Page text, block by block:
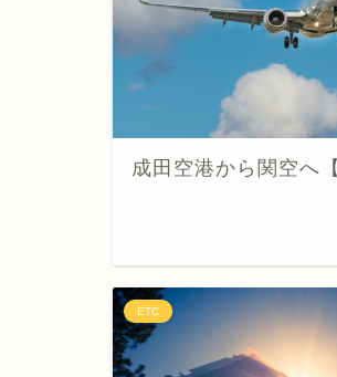
成田空港から関空へ
ETC